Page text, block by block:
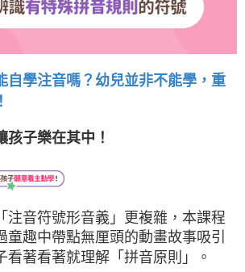
自學注音嗎？幼兒並非不能學，重
孩子樂在其中！
注音符號形音義」更複雜，本課程
童趣中帶點無厘頭的動畫故事吸引
看著看著就理解「拼音原則」。